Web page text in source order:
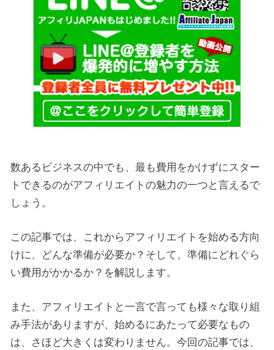
数あるビジネスの中でも、最も費用をかけずにスター
トできるのがアフィリエイトの魅力の一つと言えるで
しょう。
この記事では、これからアフィリエイトを始める方向
けに、どんな準備が必要か？そして、準備にどれぐら
い費用がかかるか？を解説します。
また、アフィリエイトと一言で言っても様々な取り組
み手法がありますが、始めるにあたって必要なもの
は、さほど大きくは変わりません。今回の記事では、